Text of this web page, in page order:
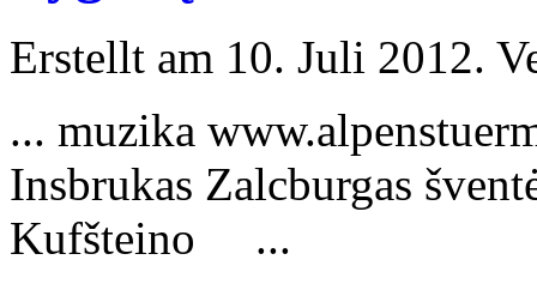
Erstellt am 10. Juli 2012.
... muzika
Insbrukas Zalcburgas
Kufšteino ...